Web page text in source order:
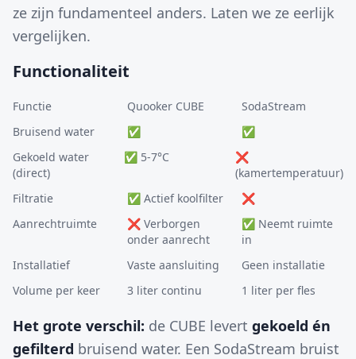
ze zijn fundamenteel anders. Laten we ze eerlijk
vergelijken.
Functionaliteit
Functie Quooker CUBE
SodaStream
Bruisend water
✅
✅
Gekoeld water
(direct)
✅ 5-7°C
❌
(kamertemperatuur)
Filtratie
✅ Actief koolfilter
❌
Aanrechtruimte
❌ Verborgen
onder aanrecht
✅ Neemt ruimte
in
Installatief
Vaste aansluiting
Geen installatie
Volume per keer
3 liter continu 1 liter per fles
Het grote verschil: de CUBE levert gekoeld én
gefilterd bruisend water. Een SodaStream bruist